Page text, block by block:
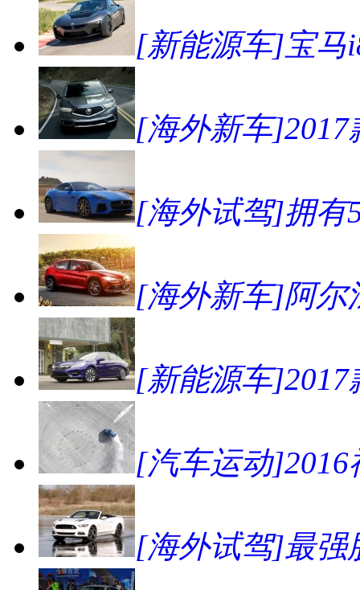
[新能源车]宝马
[海外新车]2017
[海外试驾]拥有
[海外新车]阿尔
[新能源车
[汽车运动]2016
[海外试驾]最强